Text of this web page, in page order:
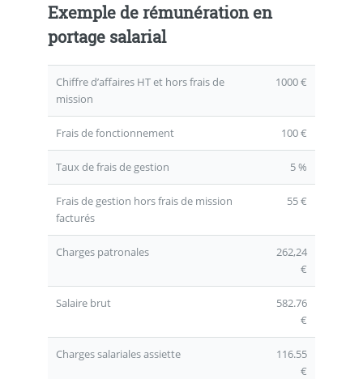
Exemple de rémunération en
portage salarial
Chiffre d’affaires HT et hors frais de
mission
1000 €
Frais de fonctionnement 100 €
Taux de frais de gestion 5 %
Frais de gestion hors frais de mission
facturés
55 €
Charges patronales
262,24
€
Salaire brut
582.76
€
Charges salariales assiette
116.55
€